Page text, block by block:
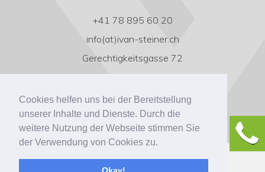
Cookies helfen uns bei der Bereitstellung
unserer Inhalte und Dienste. Durch die
weitere Nutzung der Webseite stimmen Sie
der Verwendung von Cookies zu.
+41 78 895 60 20
info(at)ivan-steiner.ch
Gerechtigkeitsgasse 72
3011 Bern
Copyright ivan-steiner.ch